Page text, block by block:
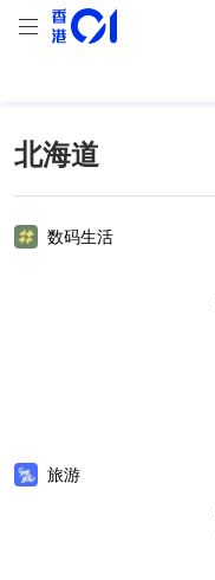
北海道
数码生活
旅游